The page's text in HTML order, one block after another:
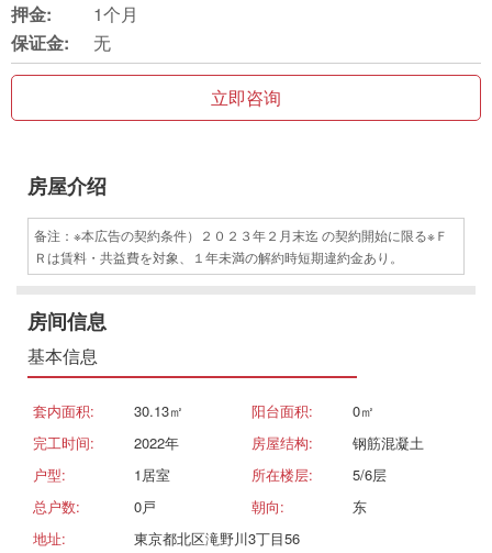
押金:
1个月
保证金:
无
立即咨询
房屋介绍
备注：※本広告の契約条件）２０２３年２月末迄 の契約開始に限る※Ｆ
Ｒは賃料・共益費を対象、１年未満の解約時短期違約金あり。
房间信息
基本信息
套内面积: 30.13㎡ 阳台面积:
0㎡
完工时间:
2022年 房屋结构:
钢筋混凝土
户型:
1居室 所在楼层:
5/6层
总户数:
0戸 朝向:
东
地址:
東京都北区滝野川3丁目56